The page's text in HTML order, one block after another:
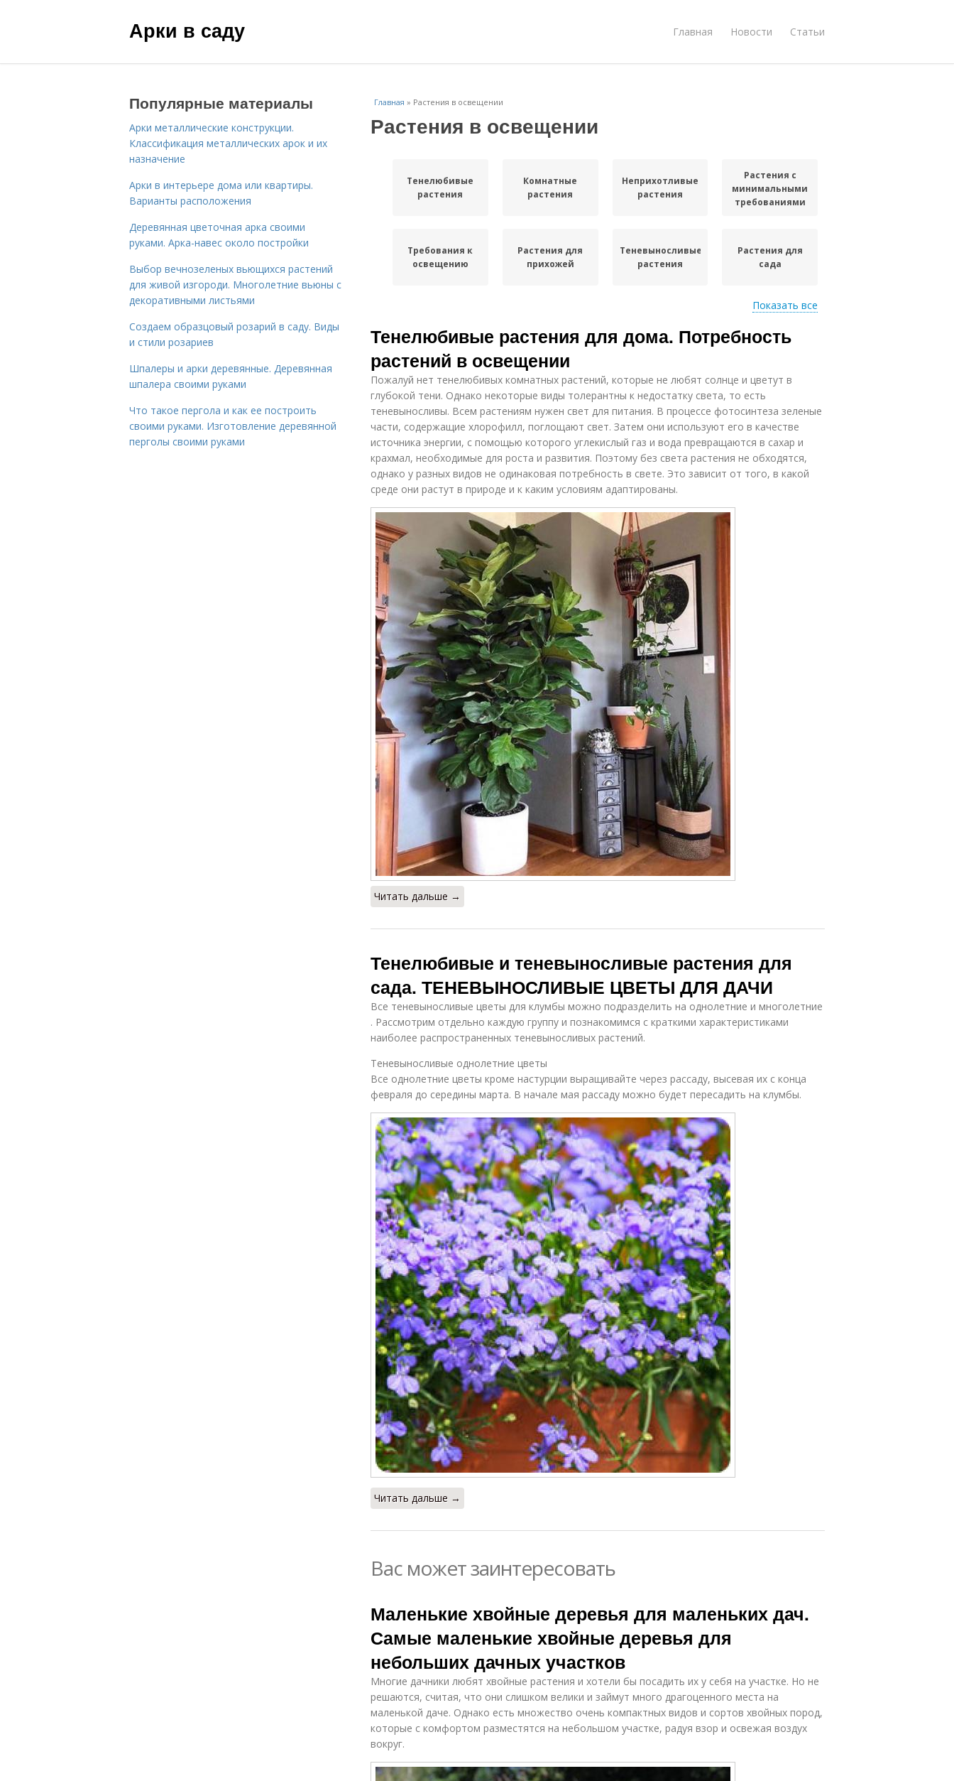
Арки в саду Главная Новости Статьи
Главная » Растения в освещении
Растения в освещении
Тенелюбивые
растения
Комнатные
растения
Неприхотливые
растения
Растения с
минимальными
требованиями
Требования к
освещению
Растения для
прихожей
Теневыносливые
растения
Растения для
сада
Показать все
Тенелюбивые растения для дома. Потребность
растений в освещении
Пожалуй нет тенелюбивых комнатных растений, которые не любят солнце и цветут в
глубокой тени. Однако некоторые виды толерантны к недостатку света, то есть
теневыносливы. Всем растениям нужен свет для питания. В процессе фотосинтеза зеленые
части, содержащие хлорофилл, поглощают свет. Затем они используют его в качестве
источника энергии, с помощью которого углекислый газ и вода превращаются в сахар и
крахмал, необходимые для роста и развития. Поэтому без света растения не обходятся,
однако у разных видов не одинаковая потребность в свете. Это зависит от того, в какой
среде они растут в природе и к каким условиям адаптированы.
Читать дальше →
Тенелюбивые и теневыносливые растения для
сада. ТЕНЕВЫНОСЛИВЫЕ ЦВЕТЫ ДЛЯ ДАЧИ
Все теневыносливые цветы для клумбы можно подразделить на однолетние и многолетние
. Рассмотрим отдельно каждую группу и познакомимся с краткими характеристиками
наиболее распространенных теневыносливых растений.
Теневыносливые однолетние цветы
Все однолетние цветы кроме настурции выращивайте через рассаду, высевая их с конца
февраля до середины марта. В начале мая рассаду можно будет пересадить на клумбы.
Читать дальше →
Вас может заинтересовать
Маленькие хвойные деревья для маленьких дач.
Самые маленькие хвойные деревья для
небольших дачных участков
Многие дачники любят хвойные растения и хотели бы посадить их у себя на участке. Но не
решаются, считая, что они слишком велики и займут много драгоценного места на
маленькой даче. Однако есть множество очень компактных видов и сортов хвойных пород,
которые с комфортом разместятся на небольшом участке, радуя взор и освежая воздух
вокруг.
Популярные материалы
Арки металлические конструкции.
Классификация металлических арок и их
назначение
Арки в интерьере дома или квартиры.
Варианты расположения
Деревянная цветочная арка своими
руками. Арка-навес около постройки
Выбор вечнозеленых вьющихся растений
для живой изгороди. Многолетние вьюны с
декоративными листьями
Создаем образцовый розарий в саду. Виды
и стили розариев
Шпалеры и арки деревянные. Деревянная
шпалера своими руками
Что такое пергола и как ее построить
своими руками. Изготовление деревянной
перголы своими руками